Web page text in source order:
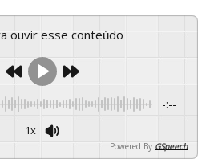
ouvir esse conteúdo
-:--
1x
Powered By GSpeech